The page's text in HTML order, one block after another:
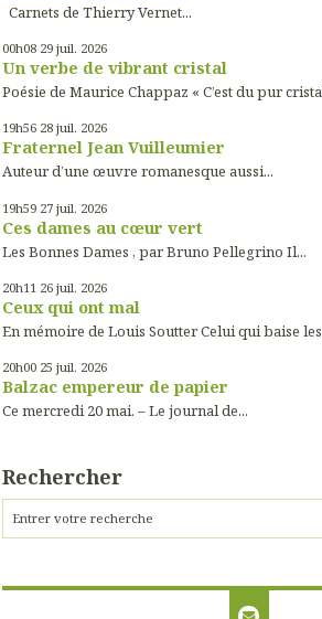
Carnets de Thierry Vernet...
00h08 29 juil. 2026
Un verbe de vibrant cristal
Poésie de Maurice Chappaz « C’est du pur
19h56 28 juil. 2026
Fraternel Jean Vuilleumier
Auteur d’une œuvre romanesque aussi...
19h59 27 juil. 2026
Ces dames au cœur vert
Les Bonnes Dames , par Bruno Pellegrino Il...
20h11 26 juil. 2026
Ceux qui ont mal
En mémoire de Louis Soutter Celui qui baise
20h00 25 juil. 2026
Balzac empereur de papier
Ce mercredi 20 mai. – Le journal de...
Rechercher